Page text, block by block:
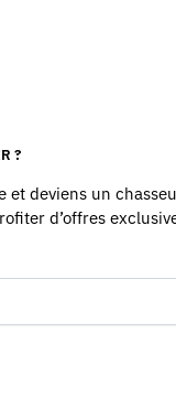
?
et deviens un
d’offres